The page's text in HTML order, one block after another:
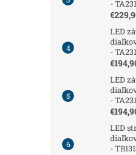
-
LED
-
LED
-
LED
-